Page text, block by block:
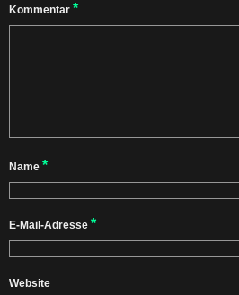
Kommentar *
Name *
E-Mail-Adresse *
Website